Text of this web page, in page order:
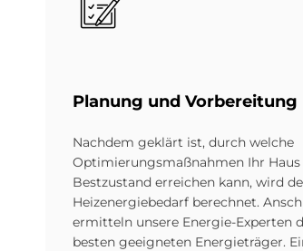
Pla­nung und Vor­be­rei­tung
Nachdem geklärt ist, durch welche
Optimierungsmaßnahmen Ihr Haus
Bestzustand erreichen kann, wird
Heizenergiebedarf berechnet.
ermitteln unsere Energie-Experten
besten geeigneten Energieträger.